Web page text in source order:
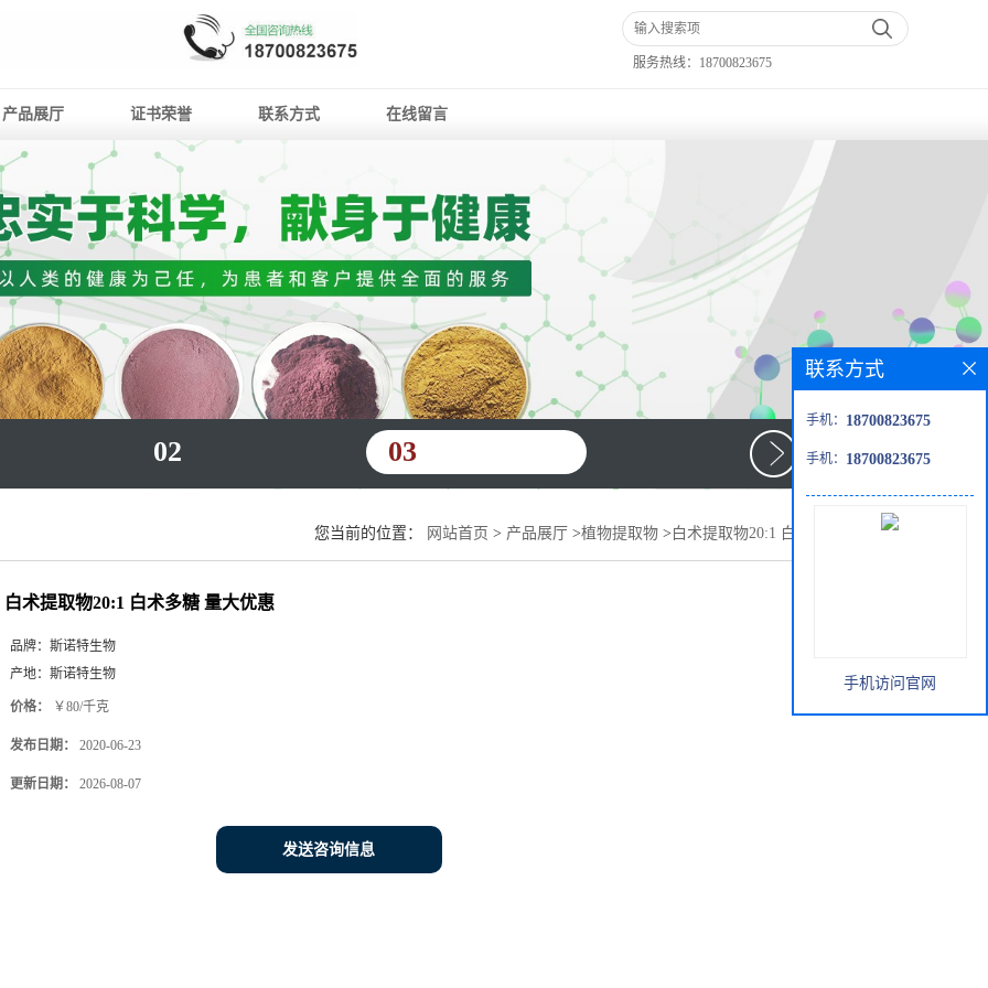
服务热线： 18700823675
产品展厅 证书荣誉 联系方式 在线留言
02 03
您当前的位置： 网站首页 > 产品展厅 >植物提取物 > 白术提取物20:1 白术多糖 量大优惠
白术提取物20:1 白术多糖 量大优惠
品牌： 斯诺特生物
产地： 斯诺特生物
价格： ￥80/千克
发布日期： 2020-06-23
更新日期： 2026-08-07
发送咨询信息
联系方式
手机： 18700823675
手机： 18700823675
手机访问官网